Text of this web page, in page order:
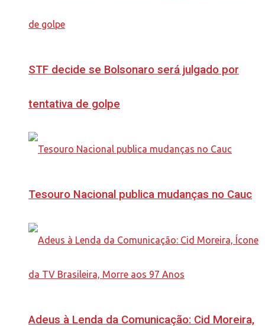
STF decide se Bolsonaro será julgado por
tentativa de golpe
Tesouro Nacional publica mudanças no Cauc
Adeus à Lenda da Comunicação: Cid Moreira,